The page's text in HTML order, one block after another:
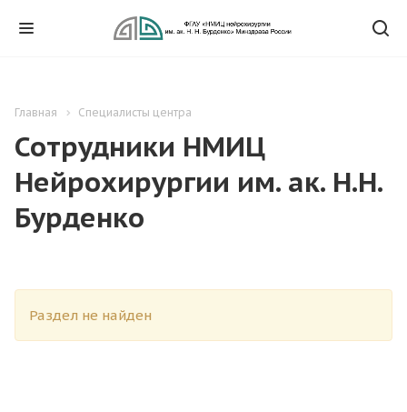
Главная Специалисты центра
Сотрудники НМИЦ
Нейрохирургии им. ак. Н.Н.
Бурденко
Раздел не найден